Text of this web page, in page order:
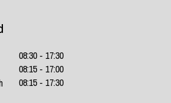
08:30 - 17:30
08:15 - 17:00
08:15 - 17:30